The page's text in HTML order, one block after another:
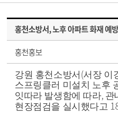
홍천소방서, 노후 아파트 화재 예
홍천홍보
강원 홍천소방서 (서장 이
스프링클러 미설치 노후
잇따라 발생함에 따라, 관
현장점검을 실시했다고